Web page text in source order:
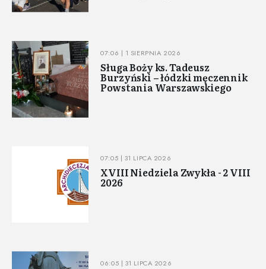
07:06 | 1 SIERPNIA 2026
Sługa Boży ks. Tadeusz
Burzyński – łódzki męczennik
Powstania Warszawskiego
07:05 | 31 LIPCA 2026
XVIII Niedziela Zwykła - 2 VIII
2026
06:05 | 31 LIPCA 2026